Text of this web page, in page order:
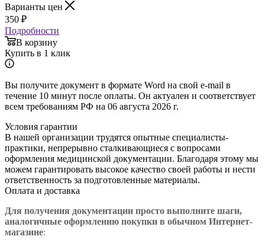
Варианты цен
350 ₽
Подробности
В корзину
Купить в 1 клик
Вы получите документ в формате Word на свой e-mail в
течение 10 минут после оплаты. Он актуален и соответствует
всем требованиям РФ на 06 августа 2026 г.
Условия гарантии
В нашей организации трудятся опытные специалисты-
практики, непрерывно сталкивающиеся с вопросами
оформления медицинской документации. Благодаря этому мы
можем гарантировать высокое качество своей работы и нести
ответственность за подготовленные материалы.
Оплата и доставка
Для получения документации просто выполните шаги,
аналогичные оформлению покупки в обычном Интернет-
магазине: